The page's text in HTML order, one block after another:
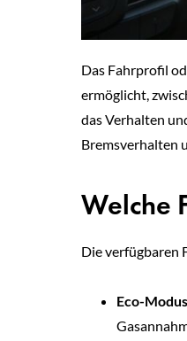
Das Fahrprofil
ermöglicht,
das Verhalten
Bremsverhalten
Welche
Die verfügbaren
Eco-Modus